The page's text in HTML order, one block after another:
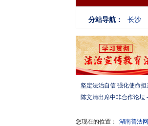
分站导航： 长沙
您现在的位置： 湖南普法网